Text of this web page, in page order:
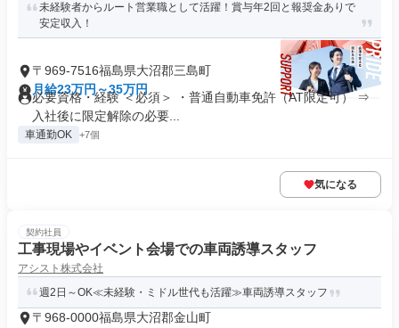
未経験者からルート営業職として活躍！賞与年2回と報奨金ありで
安定収入！
〒969-7516福島県大沼郡三島町
月給23万円～35万円
必要資格・経験 ＜必須＞ ・普通自動車免許（AT限定可） ⇒
入社後に限定解除の必要...
車通勤OK +7個
気になる
契約社員
工事現場やイベント会場での車両誘導スタッフ
アシスト株式会社
週2日～OK≪未経験・ミドル世代も活躍≫車両誘導スタッフ
〒968-0000福島県大沼郡金山町